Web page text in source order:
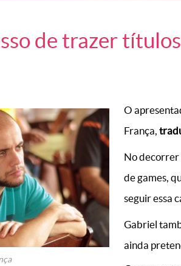
de trazer
O
França,
No decorrer
de games,
seguir essa
Gabriel
ainda